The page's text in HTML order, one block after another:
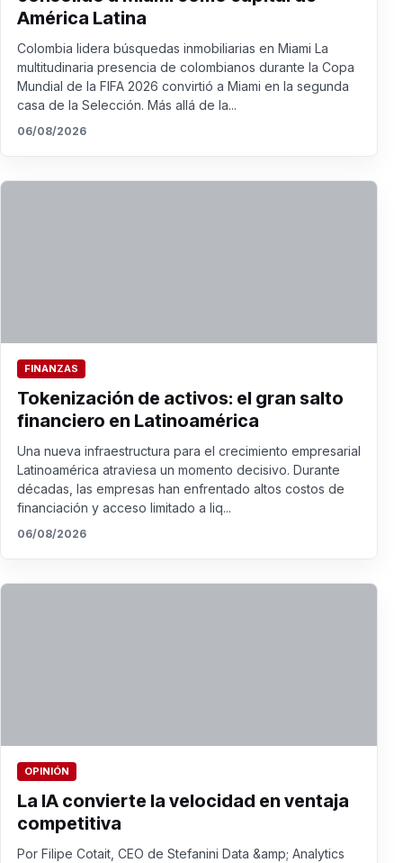
América Latina
Colombia lidera búsquedas inmobiliarias en Miami La
multitudinaria presencia de colombianos durante la Copa
Mundial de la FIFA 2026 convirtió a Miami en la segunda
casa de la Selección. Más allá de la...
06/08/2026
FINANZAS
Tokenización de activos: el gran salto
financiero en Latinoamérica
Una nueva infraestructura para el crecimiento empresarial
Latinoamérica atraviesa un momento decisivo. Durante
décadas, las empresas han enfrentado altos costos de
financiación y acceso limitado a liq...
06/08/2026
OPINIÓN
La IA convierte la velocidad en ventaja
competitiva
Por Filipe Cotait, CEO de Stefanini Data &amp; Analytics